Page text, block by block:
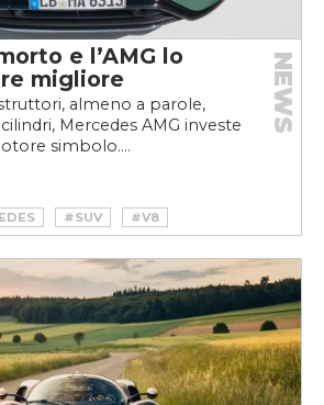
e l’AMG lo
migliore
almeno a parole,
Mercedes AMG investe
simbolo....
NEWS
#SUV #V8